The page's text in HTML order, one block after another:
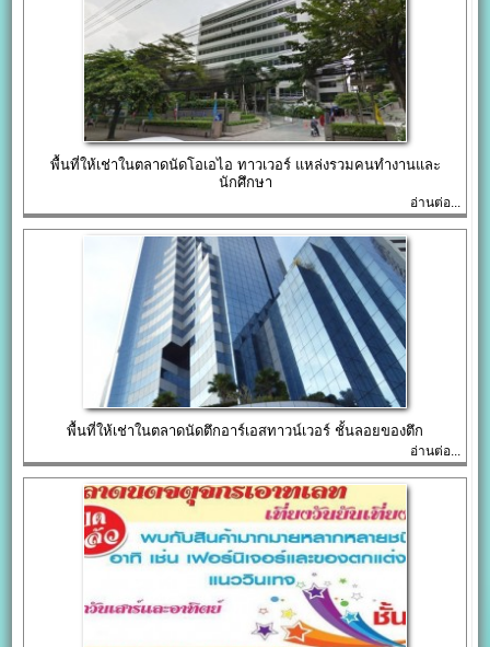
พื้นที่ให้เช่าในตลาดนัดโอเอไอ ทาวเวอร์ แหล่งรวมคนทำงานและ
นักศึกษา
อ่านต่อ...
พื้นที่ให้เช่าในตลาดนัดตึกอาร์เอสทาวน์เวอร์ ชั้นลอยของตึก
อ่านต่อ...